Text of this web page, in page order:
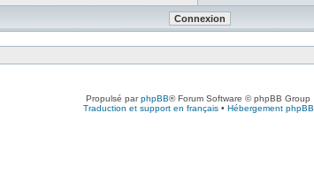
Propulsé parphpBB® Forum Software © phpBB Group
Traduction et support en français• Hébergement phpBB